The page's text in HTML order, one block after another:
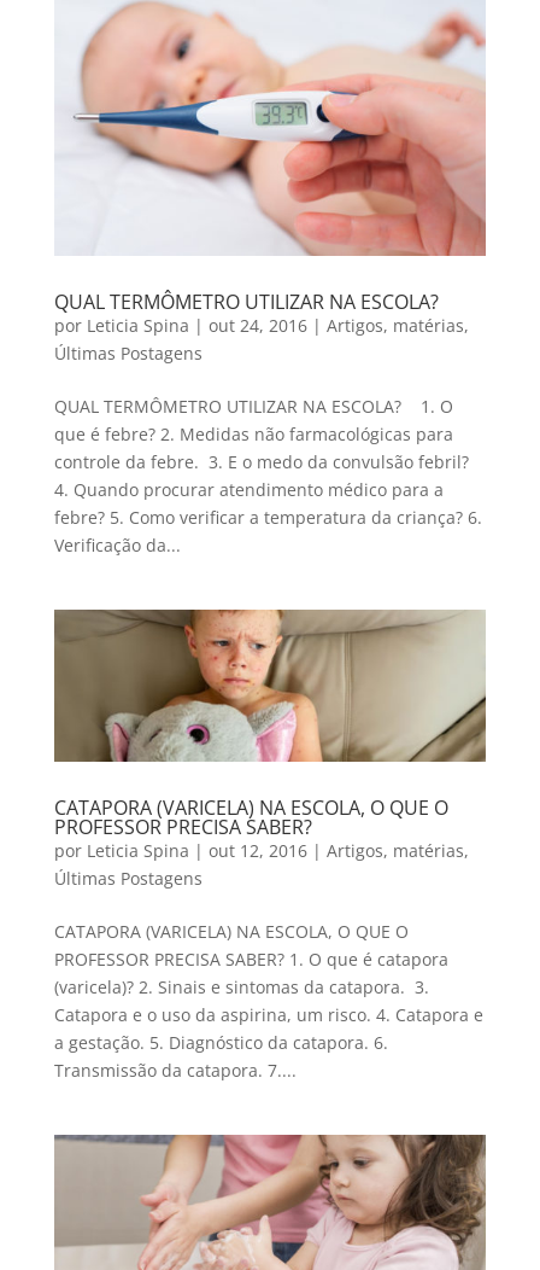
QUAL TERMÔMETRO UTILIZAR NA ESCOLA?
por Leticia Spina | out 24, 2016| Artigos, matérias,
Últimas Postagens
QUAL TERMÔMETRO UTILIZAR NA ESCOLA? 1. O
que é febre? 2. Medidas não farmacológicas para
controle da febre. 3. E o medo da convulsão febril?
4. Quando procurar atendimento médico para a
febre? 5. Como verificar a temperatura da criança? 6.
Verificação da...
CATAPORA (VARICELA) NA ESCOLA, O QUE O
PROFESSOR PRECISA SABER?
por Leticia Spina | out 12, 2016| Artigos, matérias,
Últimas Postagens
CATAPORA (VARICELA) NA ESCOLA, O QUE O
PROFESSOR PRECISA SABER? 1. O que é catapora
(varicela)? 2. Sinais e sintomas da catapora. 3.
Catapora e o uso da aspirina, um risco. 4. Catapora e
a gestação. 5. Diagnóstico da catapora. 6.
Transmissão da catapora. 7....